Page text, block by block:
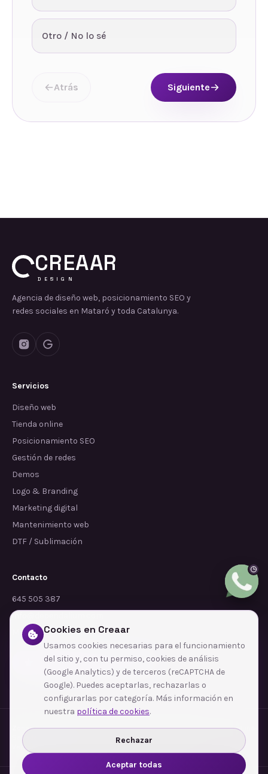
Otro / No lo sé
Atrás Siguiente
CREAAR
DESIGN
Agencia de diseño web, posicionamiento SEO y
redes sociales en Mataró y toda Catalunya.
Servicios
Diseño web
Tienda online
Posicionamiento SEO
Gestión de redes
Demos
Logo & Branding
Marketing digital
Mantenimiento web
DTF / Sublimación
Contacto
645 505 387
info@dependalium.com
Mataró (Barcelona)
Déjanos tu reseña en Google
Zonas de cobertura·Barcelona·L'Hospitalet de Llobregat·Terrassa·Badalona
Sabadell
Santa Coloma de Gramenet
Ver todas las zonas →
Cookies en Creaar
Usamos cookies necesarias para el funcionamiento
del sitio y, con tu permiso, cookies de análisis
(Google Analytics) y de terceros (reCAPTCHA de
Google). Puedes aceptarlas, rechazarlas o
configurarlas por categoría. Más información en
nuestra política de cookies.
Rechazar
Aceptar todas